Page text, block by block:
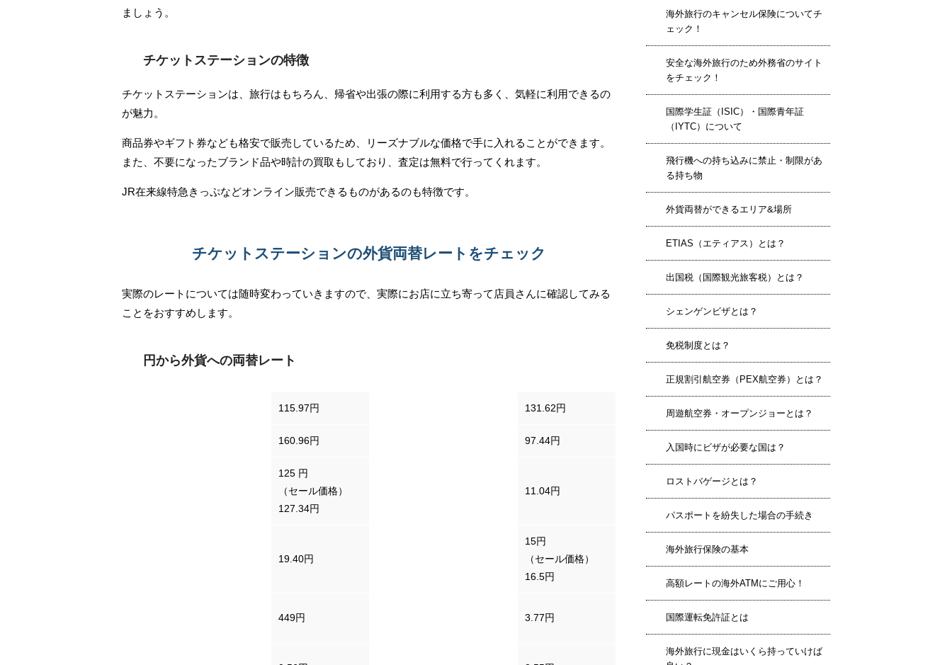
ましょう。
チケットステーションの特徴
チケットステーションは、旅行はもちろん、帰省や出張の際に利用する方も多く、気軽に利用できるの
が魅力。
商品券やギフト券なども格安で販売しているため、リーズナブルな価格で手に入れることができます。
また、不要になったブランド品や時計の買取もしており、査定は無料で行ってくれます。
JR在来線特急きっぷなどオンライン販売できるものがあるのも特徴です。
チケットステーションの外貨両替レートをチェック
実際のレートについては随時変わっていきますので、実際にお店に立ち寄って店員さんに確認してみる
ことをおすすめします。
円から外貨への両替レート
115.97円 131.62円
160.96円 97.44円
125 円
（セール価格）
127.34円
11.04円
19.40円
15円
（セール価格）
16.5円
449円 3.77円
海外旅行のキャンセル保険についてチ
ェック！
安全な海外旅行のため外務省のサイト
をチェック！
国際学生証（ISIC）・国際青年証
（IYTC）について
飛行機への持ち込みに禁止・制限があ
る持ち物
外貨両替ができるエリア&場所
ETIAS（エティアス）とは？
出国税（国際観光旅客税）とは？
シェンゲンビザとは？
免税制度とは？
正規割引航空券（PEX航空券）とは？
周遊航空券・オープンジョーとは？
入国時にビザが必要な国は？
ロストバゲージとは？
パスポートを紛失した場合の手続き
海外旅行保険の基本
高額レートの海外ATMにご用心！
国際運転免許証とは
海外旅行に現金はいくら持っていけば